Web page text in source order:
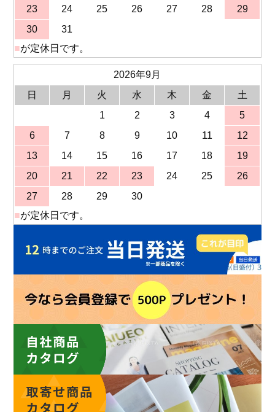
23
24 25 26 27 28
29
30
31
■が定休日です。
2026年9月
日
月 火 水 木 金
土
1
2 3 4
5
6
7 8 9 10 11
12
13
14 15 16 17 18
19
20
21 22 23 24 25
26
27
28 29
30
■が定休日です。